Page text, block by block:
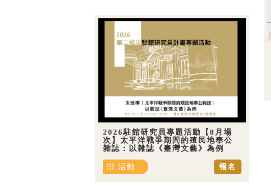
2026駐館研究員專題活動【8月場
次】太平洋戰爭期間的殖民地奉公
雜誌：以雜誌《臺灣文藝》為例
報名
活動